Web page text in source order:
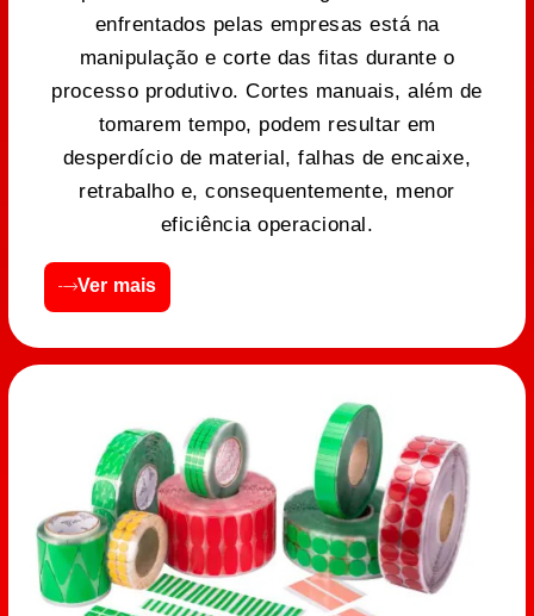
enfrentados pelas empresas está na
manipulação e corte das fitas durante o
processo produtivo. Cortes manuais, além de
tomarem tempo, podem resultar em
desperdício de material, falhas de encaixe,
retrabalho e, consequentemente, menor
eficiência operacional.
Ver mais